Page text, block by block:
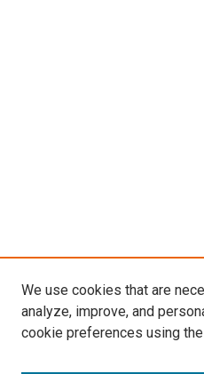
We use cookies that are
analyze, improve, and
cookie preferences using the